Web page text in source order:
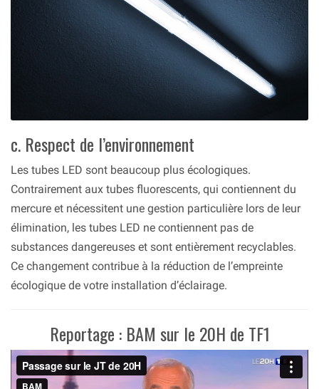
c. Respect de l’environnement
Les tubes LED sont beaucoup plus écologiques.
Contrairement aux tubes fluorescents, qui contiennent du
mercure et nécessitent une gestion particulière lors de leur
élimination, les tubes LED ne contiennent pas de
substances dangereuses et sont entièrement recyclables.
Ce changement contribue à la réduction de l’empreinte
écologique de votre installation d’éclairage.
Reportage : BAM sur le 20H de TF1